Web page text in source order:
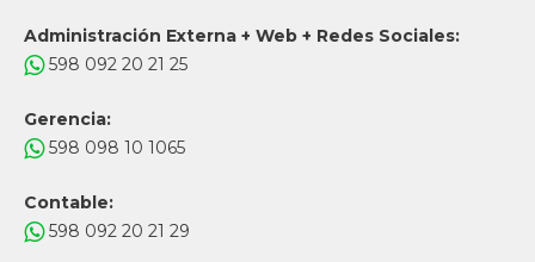
Administración Externa + Web + Redes Sociales:
598 092 20 21 25
Gerencia:
598 098 10 1065
Contable:
598 092 20 21 29